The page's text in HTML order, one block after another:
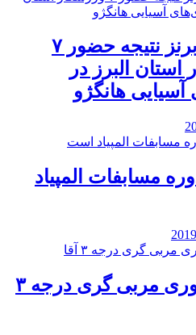
۲ مدال برنز نتیجه حضور ۷
استان البرز در
آسیایی هانگژو
مسابفات المپیاد
کلاس تئوری مربی گری درجه ۳